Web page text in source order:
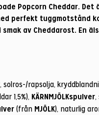
Popcorn Cheddar. Det
perfekt tuggmotstånd
av Cheddarost. En
solros-/rapsolja,
1,5%), KÄRNMJÖLKspulver,
(från MJÖLK), naturlig